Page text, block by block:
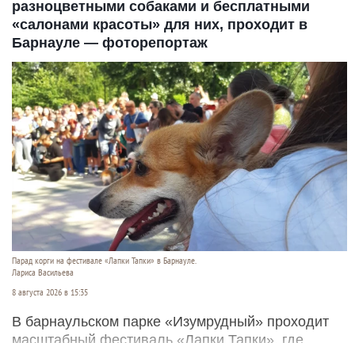
разноцветными собаками и бесплатными
«салонами красоты» для них, проходит в
Барнауле — фоторепортаж
Парад корги на фестивале «Лапки Тапки» в Барнауле.
Лариса Васильева
8 августа 2026 в 15:35
В барнаульском парке «Изумрудный» проходит